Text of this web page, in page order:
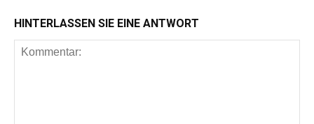
HINTERLASSEN SIE EINE ANTWORT